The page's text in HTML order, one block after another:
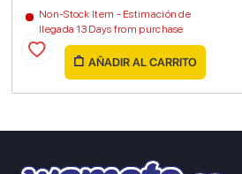
Non-Stock Item - Estimación de
llegada 13 Days from purchase
AÑADIR AL CARRITO